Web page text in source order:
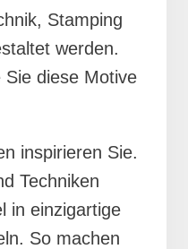
Stamping
werden.
diese Motive
inspirieren Sie.
Techniken
in einzigartige
So machen